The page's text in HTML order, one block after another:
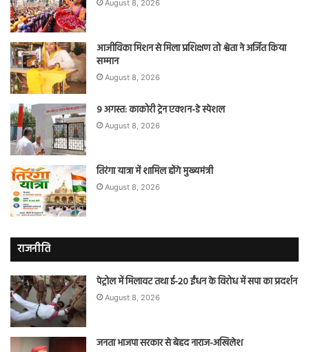
August 8, 2026
आजीविका मिशन से मिला प्रशिक्षण तो श्वेता ने अर्जित किया
सम्मान
August 8, 2026
9 अगस्त: काकोरी ट्रेन एक्शन-डे स्पेशल
August 8, 2026
तिरंगा यात्रा में शामिल होंगे मुख्यमंत्री
August 8, 2026
राजनीति
पेट्रोल में मिलावट तथा ई-20 ईंधन के विरोध में सपा का प्रदर्शन
August 8, 2026
जनता भाजपा सरकार से बेहद नाराज-अखिलेश